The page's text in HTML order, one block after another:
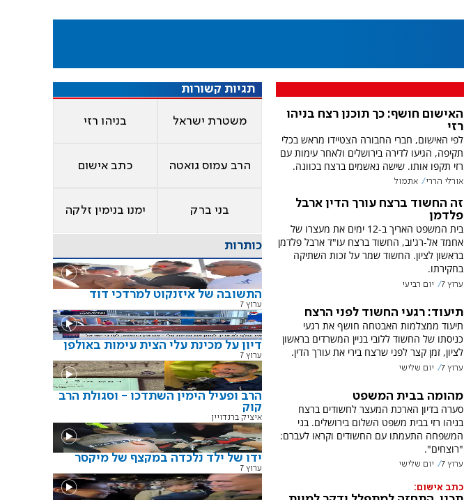
האישום חושף: כך תוכנן רצח בניהו
רזי
לפי האישום, חברי החבורה הצטיידו מראש בכלי
תקיפה, הגיעו לדירה בירושלים ולאחר עימות עם
רזי תקפו אותו. שישה נאשמים ברצח בכוונה.
אורלי הררי אתמול
זה החשוד ברצח עורך הדין ארבל
פלדמן
בית המשפט האריך ב-12 ימים את מעצרו של
אחמד אל-רג'וב, החשוד ברצח עו"ד ארבל פלדמן
בראשון לציון. החשוד שמר על זכות השתיקה
בחקירתו.
ערוץ 7 יום רביעי
תיעוד: רגעי החשוד לפני הרצח
תיעוד ממצלמות האבטחה חושף את רגעי
כניסתו של החשוד ללובי בניין המשרדים בראשון
לציון, זמן קצר לפני שרצח בירי את עורך הדין.
ערוץ 7 יום שלישי
מהומה בבית המשפט
סערה בדיון הארכת המעצר לחשודים ברצח
בניהו רזי בבית משפט השלום בירושלים. בני
המשפחה התעמתו עם החשודים וקראו לעברם:
"רוצחים".
ערוץ 7 יום שלישי
כתב אישום:
תגיות קשורות
משטרת ישראל בניהו רזי
הרב עמוס גואטה כתב אישום
בני ברק ימנו בנימין זלקה
כותרות
התשובה של איזנקוט למרדכי דוד
ערוץ 7
דיון על מכינת עלי הצית עימות באולפן
ערוץ 7
הרב ופעיל הימין השתדכו - וסגולת הרב
קוק
איציק ברנדויין
ידו של ילד נלכדה במקצף של מיקסר
ערוץ 7